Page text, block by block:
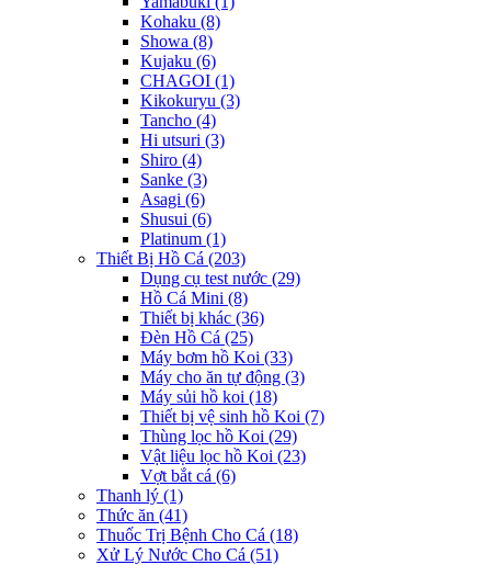
Kohaku (8)
Showa (8)
Kujaku (6)
CHAGOI (1)
Kikokuryu (3)
Tancho (4)
Hi utsuri (3)
Shiro (4)
Sanke (3)
Asagi (6)
Shusui (6)
Platinum (1)
Thiết Bị Hồ Cá (203)
Dụng cụ test nước (29)
Hồ Cá Mini (8)
Thiết bị khác (36)
Đèn Hồ Cá (25)
Máy bơm hồ Koi (33)
Máy cho ăn tự động (3)
Máy sủi hồ koi (18)
Thiết bị vệ sinh hồ Koi (7)
Thùng lọc hồ Koi (29)
Vật liệu lọc hồ Koi (23)
Vợt bắt cá (6)
Thanh lý (1)
Thức ăn (41)
Thuốc Trị Bệnh Cho Cá (18)
Xử Lý Nước Cho Cá (51)